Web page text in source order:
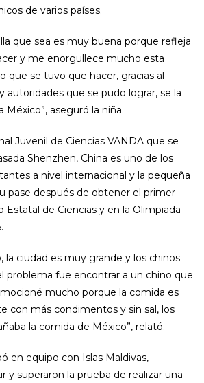
de varios países.
que sea es muy buena porque refleja
y me enorgullece mucho esta
que se tuvo que hacer, gracias al
autoridades que se pudo lograr, se la
aseguró la niña.
Juvenil de Ciencias VANDA que se
Shenzhen, China es uno de los
a nivel internacional y la pequeña
pase después de obtener el primer
Estatal de Ciencias y en la Olimpiada
la ciudad es muy grande y los chinos
problema fue encontrar a un chino que
mucho porque la comida es
con más condimentos y sin sal, los
la comida de México”, relató.
en equipo con Islas Maldivas,
y superaron la prueba de realizar una